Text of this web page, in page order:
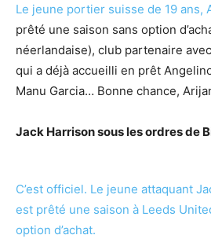
Le jeune portier suisse de 19 ans,
prêté une saison sans option
néerlandaise), club partenaire
qui a déjà accueilli en prêt
Manu Garcia… Bonne chance,
Jack Harrison sous les ordres de
C’est officiel. Le jeune attaquant
est prêté une saison à Leeds
option d’achat.